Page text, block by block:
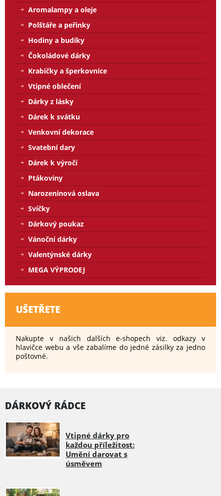
Aromalampy a oleje
Polštáře a peřinky
Hodiny a budíky
Čokoládové dárky
Krabičky a šperkovnice
Vtipné oblečení
Dárky z lásky
Dárek k svátku
Venkovní dekorace
Svatební dary
Dárek k výročí
Ptákoviny
Narozeninová oslava
Svíčky
Dárkový poukaz
Vánoční dárky
Valentýnské dárky
MEGA VÝPRODEJ
UŠETŘETE
Nakupte v našich dalších e-shopech viz. odkazy v
hlavičce webu a vše zabalíme do jedné zásilky za jedno
poštovné.
DÁRKOVÝ RÁDCE
Vtipné dárky pro
každou příležitost:
Umění darovat s
úsměvem